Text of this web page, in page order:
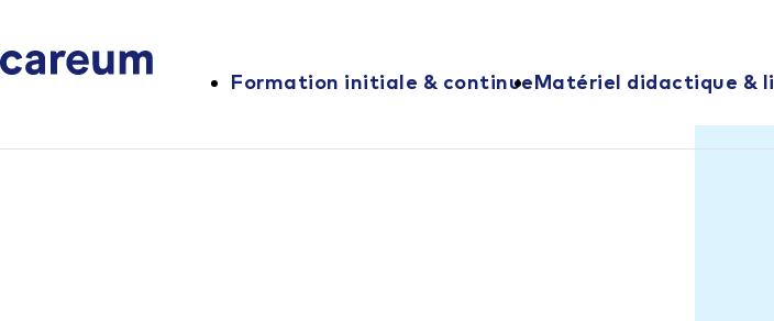
Formation initiale & continue Matériel didactique &